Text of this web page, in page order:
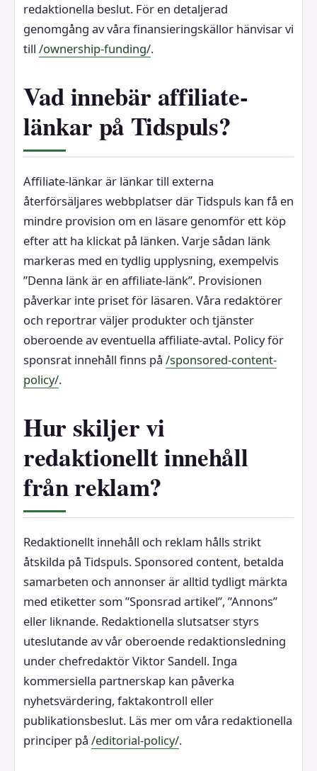
redaktionella beslut. För en detaljerad
genomgång av våra finansieringskällor hänvisar vi
till /ownership-funding/.
Vad innebär affiliate-
länkar på Tidspuls?
Affiliate-länkar är länkar till externa
återförsäljares webbplatser där Tidspuls kan få en
mindre provision om en läsare genomför ett köp
efter att ha klickat på länken. Varje sådan länk
markeras med en tydlig upplysning, exempelvis
”Denna länk är en affiliate-länk”. Provisionen
påverkar inte priset för läsaren. Våra redaktörer
och reportrar väljer produkter och tjänster
oberoende av eventuella affiliate-avtal. Policy för
sponsrat innehåll finns på /sponsored-content-
policy/.
Hur skiljer vi
redaktionellt innehåll
från reklam?
Redaktionellt innehåll och reklam hålls strikt
åtskilda på Tidspuls. Sponsored content, betalda
samarbeten och annonser är alltid tydligt märkta
med etiketter som ”Sponsrad artikel”, ”Annons”
eller liknande. Redaktionella slutsatser styrs
uteslutande av vår oberoende redaktionsledning
under chefredaktör Viktor Sandell. Inga
kommersiella partnerskap kan påverka
nyhetsvärdering, faktakontroll eller
publikationsbeslut. Läs mer om våra redaktionella
principer på /editorial-policy/.